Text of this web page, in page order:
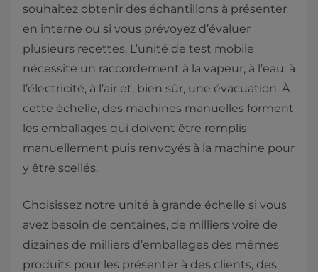
souhaitez obtenir des échantillons à présenter
en interne ou si vous prévoyez d’évaluer
plusieurs recettes. L’unité de test mobile
nécessite un raccordement à la vapeur, à l’eau, à
l’électricité, à l’air et, bien sûr, une évacuation. À
cette échelle, des machines manuelles forment
les emballages qui doivent être remplis
manuellement puis renvoyés à la machine pour
y être scellés.
Choisissez notre unité à grande échelle si vous
avez besoin de centaines, de milliers voire de
dizaines de milliers d’emballages des mêmes
produits pour les présenter à des clients, des